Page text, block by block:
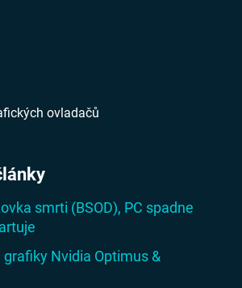
ovladačů
smrti (BSOD), PC spadne
Nvidia Optimus &